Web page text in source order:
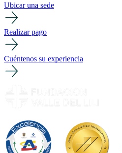
Ubicar una sede
Realizar pago
Cuéntenos su experiencia